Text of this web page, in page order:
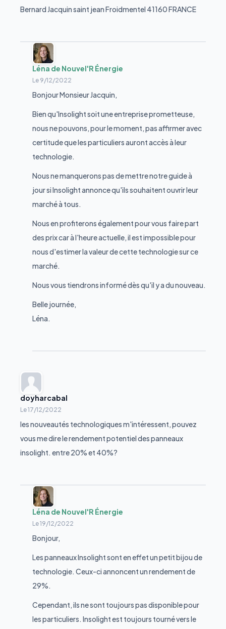
Bernard Jacquin saint jean Froidmentel 41160 FRANCE
Léna de Nouvel'R Énergie
Le 9/12/2022
Bonjour Monsieur Jacquin,
Bien qu'Insolight soit une entreprise prometteuse,
nous ne pouvons, pour le moment, pas affirmer avec
certitude que les particuliers auront accès à leur
technologie.
Nous ne manquerons pas de mettre notre guide à
jour si Insolight annonce qu'ils souhaitent ouvrir leur
marché à tous.
Nous en profiterons également pour vous faire part
des prix car à l'heure actuelle, il est impossible pour
nous d'estimer la valeur de cette technologie sur ce
marché.
Nous vous tiendrons informé dès qu'il y a du nouveau.
Belle journée,
Léna.
doyharcabal
Le17/12/2022
les nouveautés technologiques m'intéressent, pouvez
vous me dire le rendement potentiel des panneaux
insolight. entre 20% et 40%?
Léna de Nouvel'R Énergie
Le19/12/2022
Bonjour,
Les panneaux Insolight sont en effet un petit bijou de
technologie. Ceux-ci annoncent un rendement de
29%.
Cependant, ils ne sont toujours pas disponible pour
les particuliers. Insolight est toujours tourné vers le